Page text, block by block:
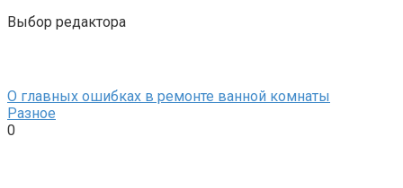
Выбор редактора
О главных ошибках в ремонте ванной комнаты
Разное
0